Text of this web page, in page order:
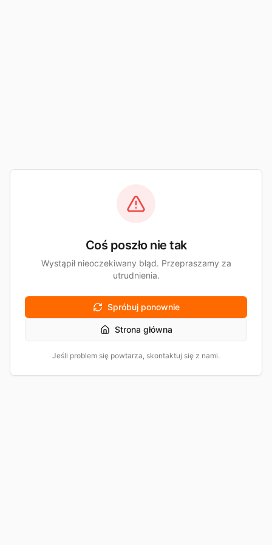
Coś poszło nie tak
Wystąpił nieoczekiwany błąd. Przepraszamy za
utrudnienia.
Spróbuj ponownie
Strona główna
Jeśli problem się powtarza, skontaktuj się z nami.